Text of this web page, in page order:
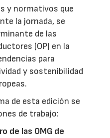
y normativos que
la jornada, se
de las
(OP) en la
para
y sostenibilidad
de esta edición se
de trabajo:
de las OMG de